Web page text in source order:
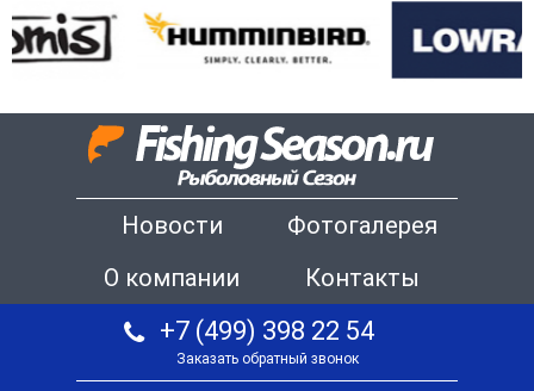
Новости
Фотогалерея
О компании
Контакты
+7 (499) 398 22 54
Заказать обратный звонок